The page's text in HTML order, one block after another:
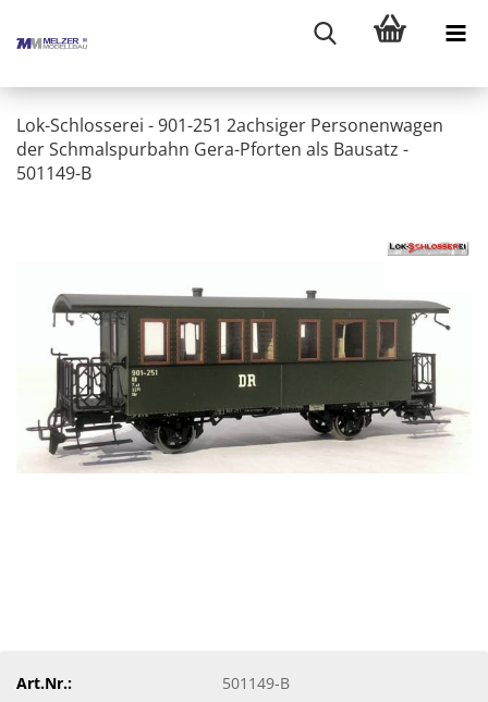
Lok-Schlosserei - 901-251 2achsiger Personenwagen
der Schmalspurbahn Gera-Pforten als Bausatz -
501149-B
Art.Nr.:
501149-B